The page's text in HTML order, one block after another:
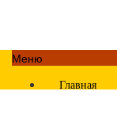
Меню
Главная